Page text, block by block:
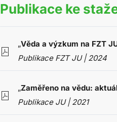
Publikace ke
„Věda a výzkum na FZT
Publikace FZT JU | 2024
„Zaměřeno na vědu:
Publikace JU | 2021